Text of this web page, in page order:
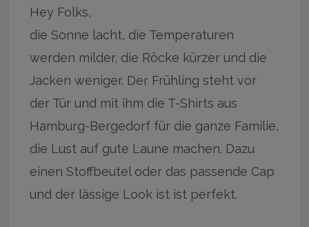
Hey Folks,
die Sonne lacht, die Temperaturen
werden milder, die Röcke kürzer und die
Jacken weniger. Der Frühling steht vor
der Tür und mit ihm die T-Shirts aus
Hamburg-Bergedorf für die ganze Familie,
die Lust auf gute Laune machen. Dazu
einen Stoffbeutel oder das passende Cap
und der lässige Look ist ist perfekt.